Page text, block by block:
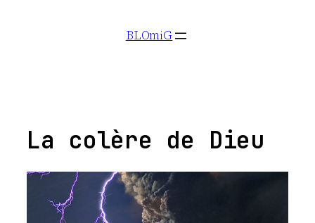
BLOmiG
La colère de Dieu